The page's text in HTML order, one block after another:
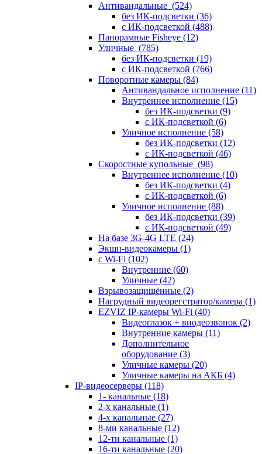
Антивандальные (524)
без ИК-подсветки (36)
с ИК-подсветкой (488)
Панорамные Fisheye (12)
Уличные (785)
без ИК-подсветки (19)
с ИК-подсветкой (766)
Поворотные камеры (84)
Антивандальное исполнение (11)
Внутреннее исполнение (15)
без ИК-подсветки (9)
с ИК-подсветкой (6)
Уличное исполнение (58)
без ИК-подсветки (12)
с ИК-подсветкой (46)
Скоростные купольные (98)
Внутреннее исполнение (10)
без ИК-подсветки (4)
с ИК-подсветкой (6)
Уличное исполнение (88)
без ИК-подсветки (39)
с ИК-подсветкой (49)
На базе 3G-4G LTE (24)
Экшн-видеокамеры (1)
с Wi-Fi (102)
Внутренние (60)
Уличные (42)
Взрывозащищённые (2)
Нагрудный видеорегстратор/камера (1)
EZVIZ IP-камеры Wi-Fi (40)
Видеоглазок + виодеозвонок (2)
Внутренние камеры (11)
Дополнительное
оборудование (3)
Уличные камеры (20)
Уличные камеры на АКБ (4)
IP-видеосерверы (118)
1- канальные (18)
2-х канальные (1)
4-х канальные (27)
8-ми канальные (12)
12-ти канальные (1)
16-ти канальные (20)